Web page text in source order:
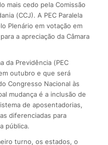
mais cedo pela Comissão
(CCJ). A PEC Paralela
Plenário em votação em
a apreciação da Câmara
da Previdência (PEC
outubro e que será
Congresso Nacional às
mudança é a inclusão de
de aposentadorias,
diferenciadas para
pública.
turno, os estados, o